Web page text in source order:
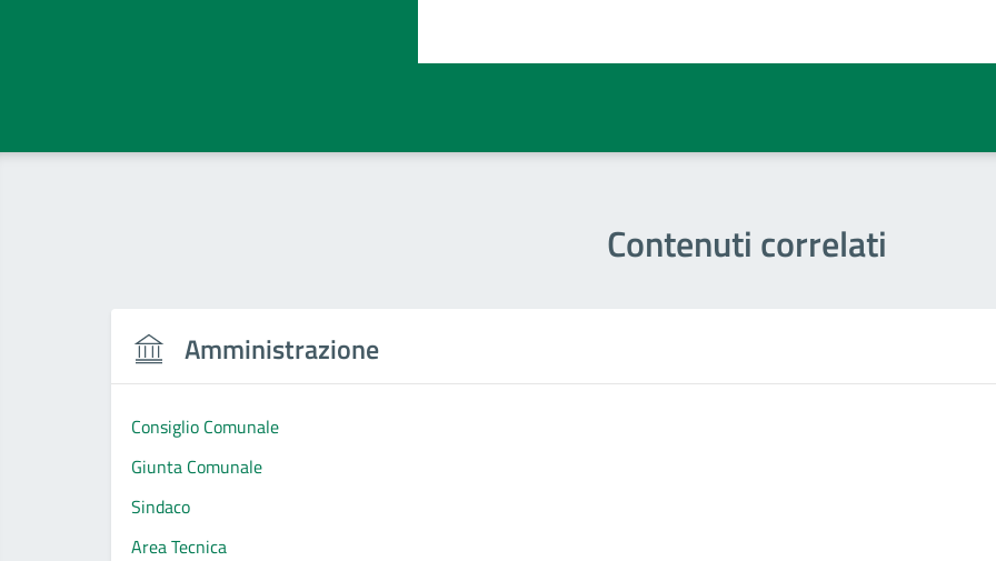
Contenuti correlati
Amministrazione
Consiglio Comunale
Giunta Comunale
Sindaco
Area Tecnica